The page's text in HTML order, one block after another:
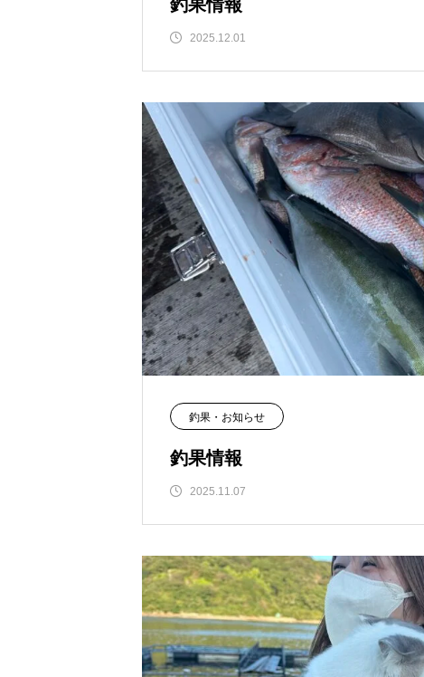
釣果情報
2025.12.01
釣果・お知らせ
釣果情報
2025.11.07